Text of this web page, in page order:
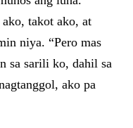
takot ako, at
niya. “Pero mas
sa sarili ko, dahil sa
ako pa